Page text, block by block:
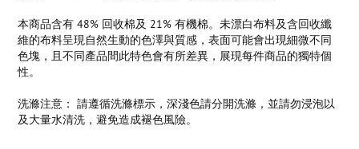
本商品含有 48% 回收棉及 21% 有機棉。未漂白布料及含回收纖
維的布料呈現自然生動的色澤與質感，表面可能會出現細微不同
色塊，且不同產品間此特色會有所差異，展現每件商品的獨特個
性。
洗滌注意： 請遵循洗滌標示，深淺色請分開洗滌，並請勿浸泡以
及大量水清洗，避免造成褪色風險。